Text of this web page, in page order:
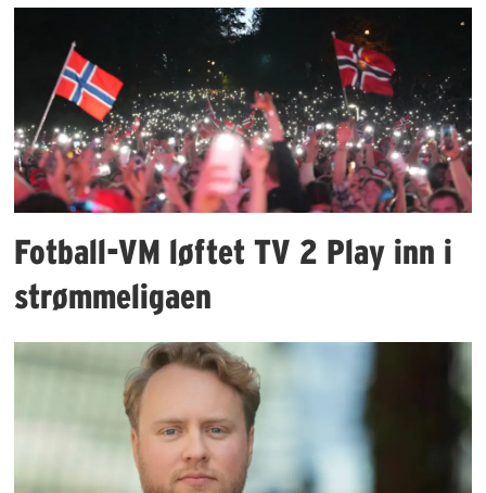
Fotball-VM løftet TV 2 Play inn i
strømmeligaen